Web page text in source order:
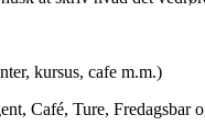
kursus, cafe m.m.)
Café, Ture, Fredagsbar